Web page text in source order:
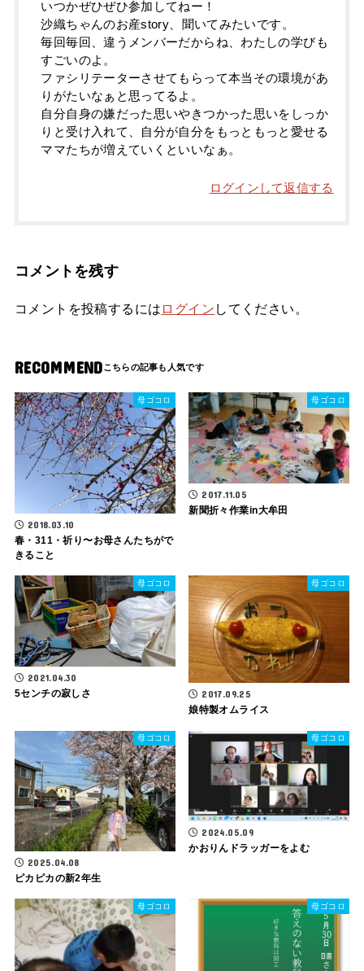
いつかぜひぜひ参加してねー！
沙織ちゃんのお産story、聞いてみたいです。
毎回毎回、違うメンバーだからね、わたしの学びも
すごいのよ。
ファシリテーターさせてもらって本当その環境があ
りがたいなぁと思ってるよ。
自分自身の嫌だった思いやきつかった思いをしっか
りと受け入れて、自分が自分をもっともっと愛せる
ママたちが増えていくといいなぁ。
ログインして返信する
コメントを残す
コメントを投稿するには ログイン してください。
RECOMMEND
母ゴコロ
2018.03.10
春・311・祈り〜お母さんたちがで
きること
母ゴコロ
2017.11.05
新聞折々作業in大牟田
母ゴコロ
2021.04.30
5センチの寂しさ
母ゴコロ
2017.09.25
娘特製オムライス
母ゴコロ
2025.04.08
ピカピカの新2年生
母ゴコロ
2024.05.09
かおりんドラッガーをよむ
母ゴコロ 母ゴコロ